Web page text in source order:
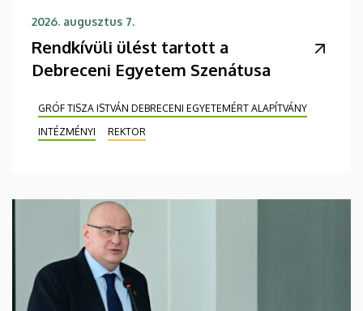
2026. augusztus 7.
Rendkívüli ülést tartott a
Debreceni Egyetem Szenátusa
GRÓF TISZA ISTVÁN DEBRECENI EGYETEMÉRT ALAPÍTVÁNY
INTÉZMÉNYI
REKTOR